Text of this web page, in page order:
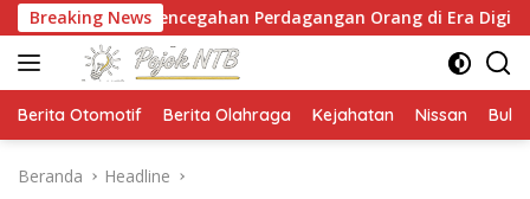
Langsung
ke
konten
Breaking News
Pencegahan Perdagangan Orang di Era Digital NTB
Berita Otomotif Berita Olahraga Kejahatan Nissan
Beranda Headline